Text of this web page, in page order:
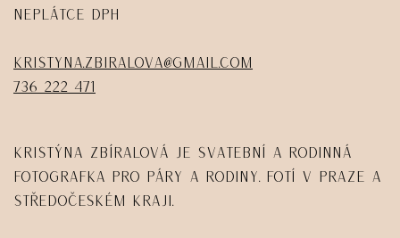
Neplátce DPH
kristyna.zbiralova@gmail.com
736 222 471
Kristýna Zbíralová je svatební a rodinná
fotografka pro páry a rodiny. Fotí v Praze a
Středočeském kraji.